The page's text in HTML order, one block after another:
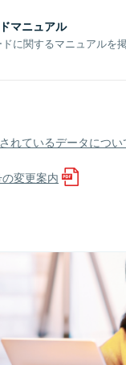
マニュアル
に関するマニュアルを
れているデータについ
変更案内